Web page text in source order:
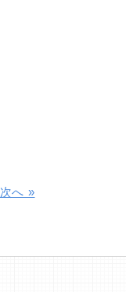
次へ »